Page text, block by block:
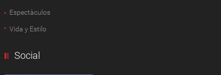
Espectàculos
Vida y Estilo
Social